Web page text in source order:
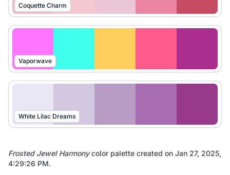
Coquette Charm
Vaporwave
White Lilac Dreams
Frosted Jewel Harmonycolor palette created on Jan 27, 2025,
4:29:26 PM.